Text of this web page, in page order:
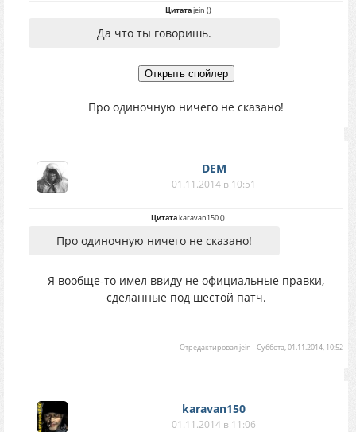
Цитатаjein ()
Да что ты говоришь.
Про одиночную ничего не сказано!
DEM
01.11.2014 в 10:51
Цитатаkaravan150()
Про одиночную ничего не сказано!
Я вообще-то имел ввиду не официальные правки,
сделанные под шестой патч.
Отредактировал jein -Суббота, 01.11.2014, 10:52
karavan150
01.11.2014 в 11:06